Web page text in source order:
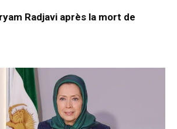
Radjavi après la mort de